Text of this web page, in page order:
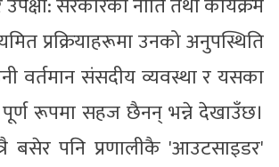
उपेक्षा: सरकारको नीति तथा कार्यक्रम
प्रक्रियाहरूमा उनको अनुपस्थिति
वर्तमान संसदीय व्यवस्था र यसका
रूपमा सहज छैनन् भन्ने देखाउँछ।
बसेर पनि प्रणालीकै 'आउटसाइडर'